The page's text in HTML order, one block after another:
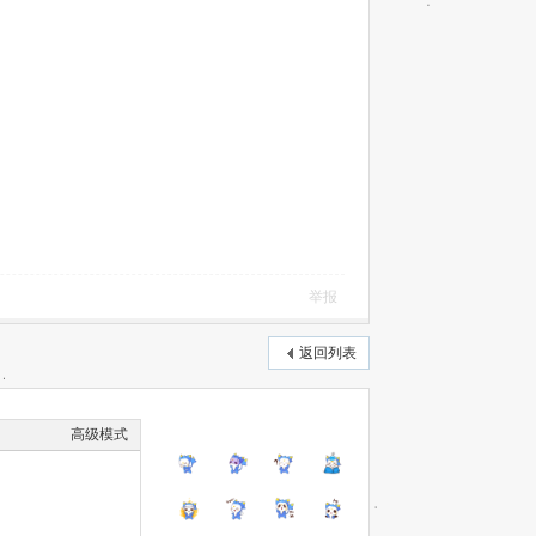
举报
返回列表
高级模式